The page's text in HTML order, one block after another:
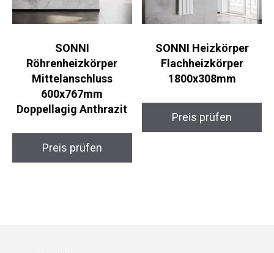
SONNI
Röhrenheizkörper
Mittelanschluss
600x767mm
Doppellagig Anthrazit
Preis prüfen
SONNI Heizkörper
Flachheizkörper
1800x308mm
Preis prüfen